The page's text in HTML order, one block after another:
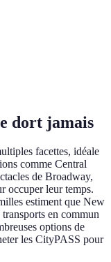
dort jamais
facettes, idéale
comme Central
de Broadway,
occuper leur temps.
estiment que New
en commun
options de
les CityPASS pour